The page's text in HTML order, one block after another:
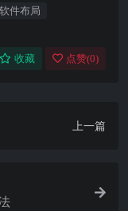
软件布局
收藏 点赞(0)
上一篇